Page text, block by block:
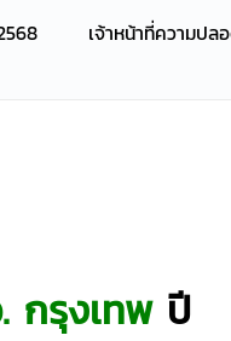
เจ้าหน้าที่ความปล
กรุงเทพปี